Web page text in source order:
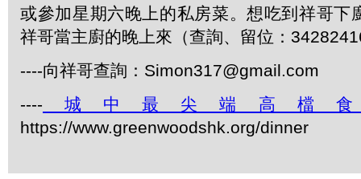
或參加星期六晚上的私房菜。想吃到祥哥下
祥哥當主廚的晚上來（查詢、留位：
----向祥哥查詢：Simon317@gmail.com
---- 城中最尖端高檔
https://www.greenwoodshk.org/dinner